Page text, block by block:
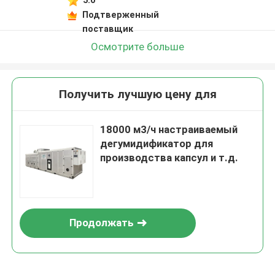
Подтверженный
поставщик
Осмотрите больше
Получить лучшую цену для
18000 м3/ч настраиваемый
дегумидификатор для
производства капсул и т.д.
Продолжать